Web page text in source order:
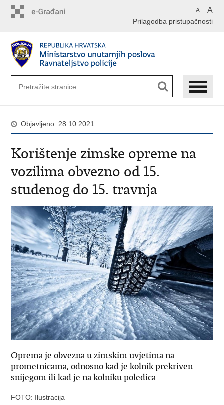
A A
Prilagodba pristupačnosti
Objavljeno: 28.10.2021.
Korištenje zimske opreme na
vozilima obvezno od 15.
studenog do 15. travnja
Oprema je obvezna u zimskim uvjetima na
prometnicama, odnosno kad je kolnik prekriven
snijegom ili kad je na kolniku poledica
FOTO: Ilustracija